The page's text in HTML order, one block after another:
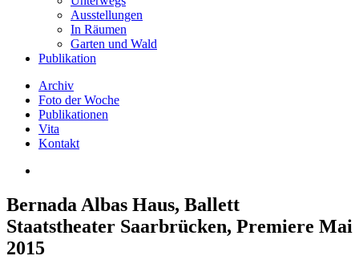
Ausstellungen
In Räumen
Garten und Wald
Publikation
Archiv
Foto der Woche
Publikationen
Vita
Kontakt
Bernada Albas Haus, Ballett
Staatstheater Saarbrücken, Premiere Mai
2015